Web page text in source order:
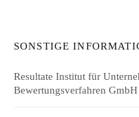
SONSTIGE
Resultate Institut für
Bewertungsverfahren GmbH